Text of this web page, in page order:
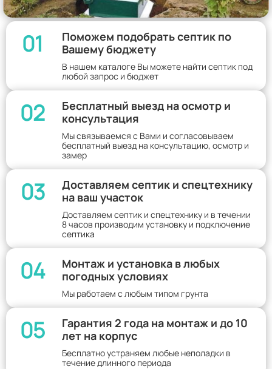
01
Поможем подобрать септик по
Вашему бюджету
В нашем каталоге Вы можете найти септик под
любой запрос и бюджет
02
Бесплатный выезд на осмотр и
консультация
Мы связываемся с Вами и согласовываем
бесплатный выезд на консультацию, осмотр и
замер
03
Доставляем септик и спецтехнику
на ваш участок
Доставляем септик и спецтехнику и в течении
8 часов производим установку и подключение
септика
04
Монтаж и установка в любых
погодных условиях
Мы работаем с любым типом грунта
05
Гарантия 2 года на монтаж и до 10
лет на корпус
Бесплатно устраняем любые неполадки в
течение длинного периода